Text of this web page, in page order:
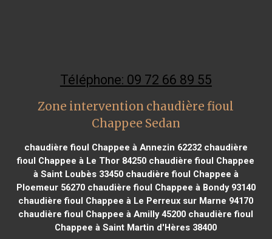
Téléphone: 09 72 66 89 55
Zone intervention chaudière fioul
Chappee Sedan
chaudière fioul Chappee à Annezin 62232chaudière
fioul Chappee à Le Thor 84250 chaudière fioul Chappee
à Saint Loubès 33450chaudière fioul Chappee à
Ploemeur 56270chaudière fioul Chappee à Bondy 93140
chaudière fioul Chappee à Le Perreux sur Marne 94170
chaudière fioul Chappee à Amilly 45200 chaudière fioul
Chappee à Saint Martin d'Hères 38400